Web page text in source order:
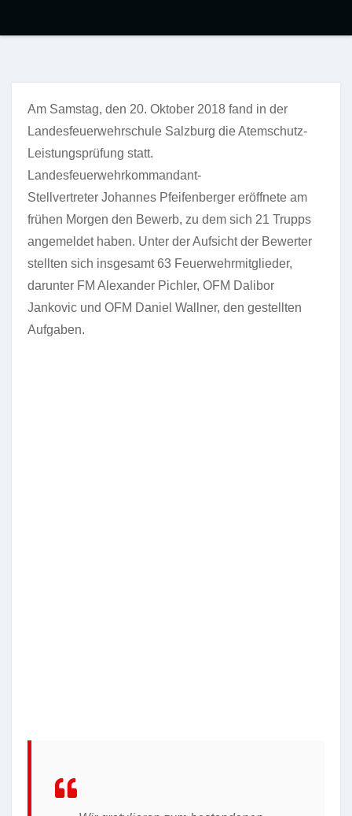
Am Samstag, den 20. Oktober 2018 fand in der
Landesfeuerwehrschule Salzburg die Atemschutz-
Leistungsprüfung statt.
Landesfeuerwehrkommandant-
Stellvertreter Johannes Pfeifenberger eröffnete am
frühen Morgen den Bewerb, zu dem sich 21 Trupps
angemeldet haben. Unter der Aufsicht der Bewerter
stellten sich insgesamt 63 Feuerwehrmitglieder,
darunter FM Alexander Pichler, OFM Dalibor
Jankovic und OFM Daniel Wallner, den gestellten
Aufgaben.